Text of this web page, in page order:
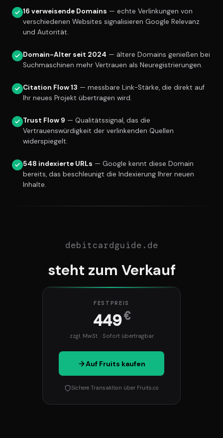
16 verweisende Domains — echte Verlinkungen von
verschiedenen Websites signalisieren Google Relevanz
und Autorität.
Domain-Alter seit 2024 — ältere Domains genießen bei
Suchmaschinen mehr Vertrauen als Neuregistrierungen.
Citation Flow 13 — messbare Link-Stärke, die direkt auf
Ihr neues Projekt übertragen wird.
Trust Flow 9 — Qualitätssignal, das die
Vertrauenswürdigkeit der verlinkenden Quellen
widerspiegelt.
548 indexierte URLs — Google kennt diese Domain
bereits, das beschleunigt die Indexierung Ihrer neuen
Inhalte.
debitcardguide.de
steht zum Verkauf
FESTPREIS
449€
zzgl. MwSt. · Sofort übertragbar
Auf Fruits kaufen
Sichere Transaktion über Fruits.co